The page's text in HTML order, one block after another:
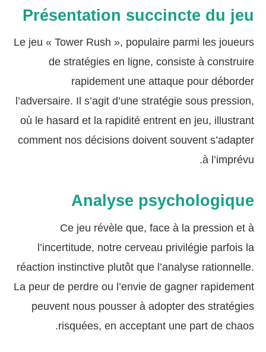
Présentation succincte du jeu
Le jeu « Tower Rush », populaire parmi les joueurs
de stratégies en ligne, consiste à construire
rapidement une attaque pour déborder
l’adversaire. Il s’agit d’une stratégie sous pression,
où le hasard et la rapidité entrent en jeu, illustrant
comment nos décisions doivent souvent s’adapter
à l’imprévu.
Analyse psychologique
Ce jeu révèle que, face à la pression et à
l’incertitude, notre cerveau privilégie parfois la
réaction instinctive plutôt que l’analyse rationnelle.
La peur de perdre ou l’envie de gagner rapidement
peuvent nous pousser à adopter des stratégies
risquées, en acceptant une part de chaos.